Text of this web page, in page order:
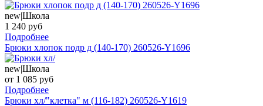
new|Школа
1 240 руб
Подробнее
Брюки хлопок подр д (140-170) 260526-Y1696
new|Школа
от 1 085 руб
Подробнее
Брюки хл/"клетка" м (116-182) 260526-Y1619